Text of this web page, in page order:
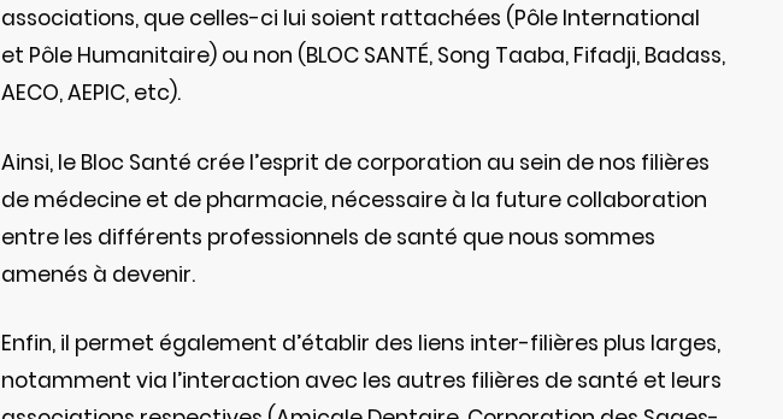
associations, que celles-ci lui soient rattachées (Pôle International
et Pôle Humanitaire) ou non (BLOC SANTÉ, Song Taaba, Fifadji, Badass,
AECO, AEPIC, etc).
Ainsi, le Bloc Santé crée l’esprit de corporation au sein de nos filières
de médecine et de pharmacie, nécessaire à la future collaboration
entre les différents professionnels de santé que nous sommes
amenés à devenir.
Enfin, il permet également d’établir des liens inter-filières plus larges,
notamment via l’interaction avec les autres filières de santé et leurs